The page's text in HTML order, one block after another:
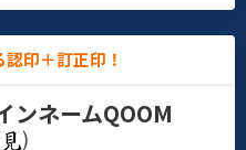
印＋訂正印！
ンネームQOOM
)